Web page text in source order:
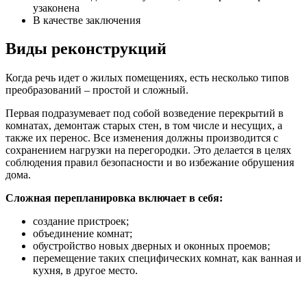
узаконена
В качестве заключения
Виды реконструкций
Когда речь идет о жилых помещениях, есть несколько типов
преобразований – простой и сложный.
Первая подразумевает под собой возведение перекрытий в
комнатах, демонтаж старых стен, в том числе и несущих, а
также их перенос. Все изменения должны производится с
сохранением нагрузки на перегородки. Это делается в целях
соблюдения правил безопасности и во избежание обрушения
дома.
Сложная перепланировка включает в себя:
создание пристроек;
объединение комнат;
обустройство новых дверных и оконных проемов;
перемещение таких специфических комнат, как ванная и
кухня, в другое место.